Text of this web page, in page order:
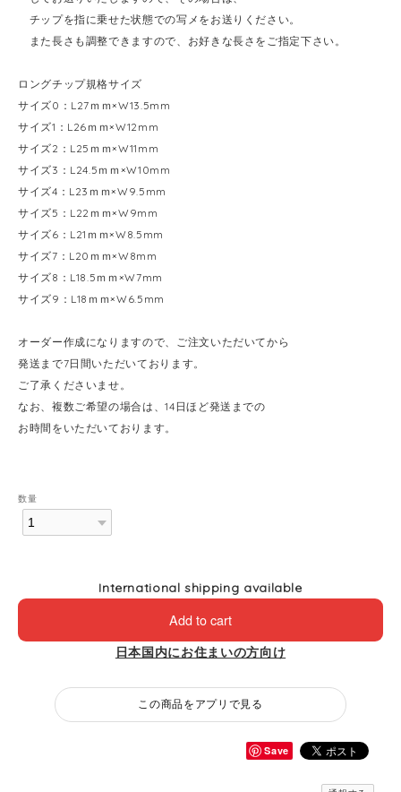
チップを指に乗せた状態での写メをお送りください。
また長さも調整できますので、お好きな長さをご指定下さい。
ロングチップ規格サイズ
サイズ0：L27ｍｍ×W13.5mm
サイズ1：L26ｍｍ×W12mm
サイズ2：L25ｍｍ×W11mm
サイズ3：L24.5ｍｍ×W10mm
サイズ4：L23ｍｍ×W9.5mm
サイズ5：L22ｍｍ×W9mm
サイズ6：L21ｍｍ×W8.5mm
サイズ7：L20ｍｍ×W8mm
サイズ8：L18.5ｍｍ×W7mm
サイズ9：L18ｍｍ×W6.5mm
オーダー作成になりますので、ご注文いただいてから
発送まで7日間いただいております。
ご了承くださいませ。
なお、複数ご希望の場合は、14日ほど発送までの
お時間をいただいております。
数量
International shipping available
Add to cart
日本国内にお住まいの方向け
この商品をアプリで見る
Save